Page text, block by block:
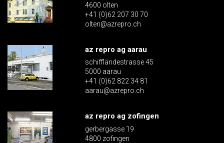
4600 olten
+41 (0)62 207 30 70
olten@azrepro.ch
az repro ag aarau
schiffländestrasse 45
5000 aarau
+41 (0)62 822 34 81
aarau@azrepro.ch
az repro ag zofingen
gerbergasse 19
4800 zofingen